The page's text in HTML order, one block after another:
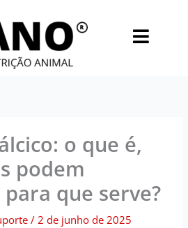
o que é,
podem
que serve?
/ 2 de junho de 2025